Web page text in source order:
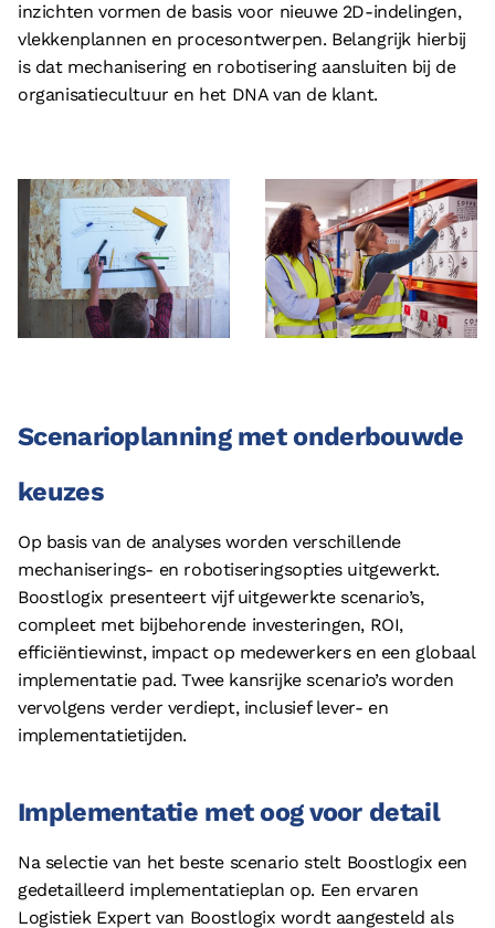
inzichten vormen de basis voor nieuwe 2D-indelingen,
vlekkenplannen en procesontwerpen. Belangrijk hierbij
is dat mechanisering en robotisering aansluiten bij de
organisatiecultuur en het DNA van de klant.
Scenarioplanning met onderbouwde
keuzes
Op basis van de analyses worden verschillende
mechaniserings- en robotiseringsopties uitgewerkt.
Boostlogix presenteert vijf uitgewerkte scenario’s,
compleet met bijbehorende investeringen, ROI,
efficiëntiewinst, impact op medewerkers en een globaal
implementatie pad. Twee kansrijke scenario’s worden
vervolgens verder verdiept, inclusief lever- en
implementatietijden.
Implementatie met oog voor detail
Na selectie van het beste scenario stelt Boostlogix een
gedetailleerd implementatieplan op. Een ervaren
Logistiek Expert van Boostlogix wordt aangesteld als